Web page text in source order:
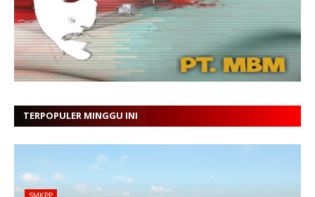
TERPOPULER MINGGU INI
SMKPP